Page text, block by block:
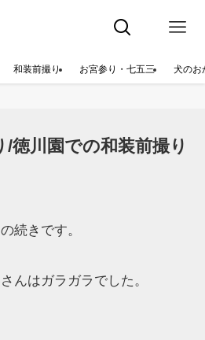
和装前撮り お宮参り・七五三 犬のお
徳川園での和装前撮り
続きです。
んはガラガラでした。